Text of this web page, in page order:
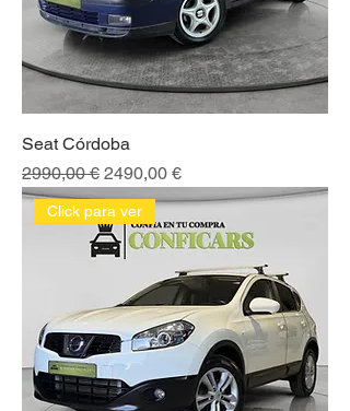
Seat Córdoba
Precio
2990,00 € Precio de oferta
2490,00 €
Click para ver